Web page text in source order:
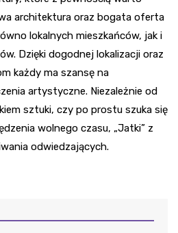
architektura oraz bogata oferta
lokalnych mieszkańców, jak i
Dzięki dogodnej lokalizacji oraz
każdy ma szansę na
artystyczne. Niezależnie od
sztuki, czy po prostu szuka się
wolnego czasu, „Jatki” z
odwiedzających.